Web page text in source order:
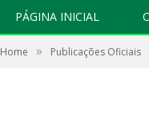
PÁGINA INICIAL
Home » Publicações Oficiais